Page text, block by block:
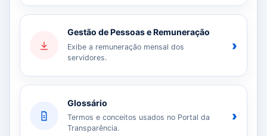
Gestão de Pessoas e Remuneração
Exibe a remuneração mensal dos
servidores.
›
Glossário
Termos e conceitos usados no Portal da
Transparência.
›